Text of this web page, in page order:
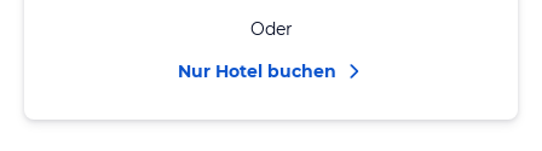
Oder
Nur Hotel buchen